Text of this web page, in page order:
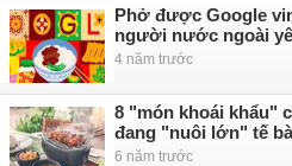
Phở được Google
người nước ngoài
4 năm trước
8 "món khoái khẩu"
đang "nuôi lớn" tế
6 năm trước